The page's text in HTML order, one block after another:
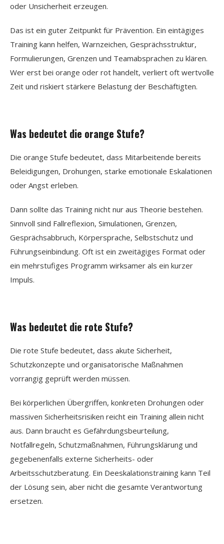
oder Unsicherheit erzeugen.
Das ist ein guter Zeitpunkt für Prävention. Ein eintägiges
Training kann helfen, Warnzeichen, Gesprächsstruktur,
Formulierungen, Grenzen und Teamabsprachen zu klären.
Wer erst bei orange oder rot handelt, verliert oft wertvolle
Zeit und riskiert stärkere Belastung der Beschäftigten.
Was bedeutet die orange Stufe?
Die orange Stufe bedeutet, dass Mitarbeitende bereits
Beleidigungen, Drohungen, starke emotionale Eskalationen
oder Angst erleben.
Dann sollte das Training nicht nur aus Theorie bestehen.
Sinnvoll sind Fallreflexion, Simulationen, Grenzen,
Gesprächsabbruch, Körpersprache, Selbstschutz und
Führungseinbindung. Oft ist ein zweitägiges Format oder
ein mehrstufiges Programm wirksamer als ein kurzer
Impuls.
Was bedeutet die rote Stufe?
Die rote Stufe bedeutet, dass akute Sicherheit,
Schutzkonzepte und organisatorische Maßnahmen
vorrangig geprüft werden müssen.
Bei körperlichen Übergriffen, konkreten Drohungen oder
massiven Sicherheitsrisiken reicht ein Training allein nicht
aus. Dann braucht es Gefährdungsbeurteilung,
Notfallregeln, Schutzmaßnahmen, Führungsklärung und
gegebenenfalls externe Sicherheits- oder
Arbeitsschutzberatung. Ein Deeskalationstraining kann Teil
der Lösung sein, aber nicht die gesamte Verantwortung
ersetzen.